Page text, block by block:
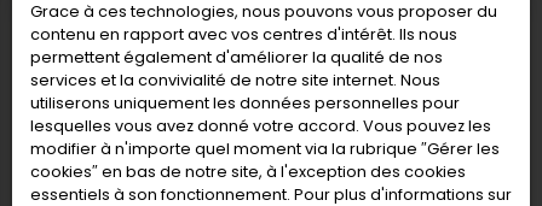
Grace à ces technologies, nous pouvons vous proposer du
contenu en rapport avec vos centres d'intérêt. Ils nous
permettent également d'améliorer la qualité de nos
services et la convivialité de notre site internet. Nous
utiliserons uniquement les données personnelles pour
lesquelles vous avez donné votre accord. Vous pouvez les
modifier à n'importe quel moment via la rubrique ″Gérer les
cookies″ en bas de notre site, à l'exception des cookies
essentiels à son fonctionnement. Pour plus d'informations sur